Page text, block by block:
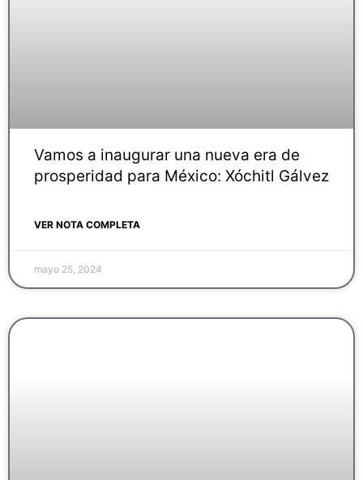
Vamos a inaugurar una nueva era de
prosperidad para México: Xóchitl Gálvez
VER NOTA COMPLETA
mayo 25, 2024